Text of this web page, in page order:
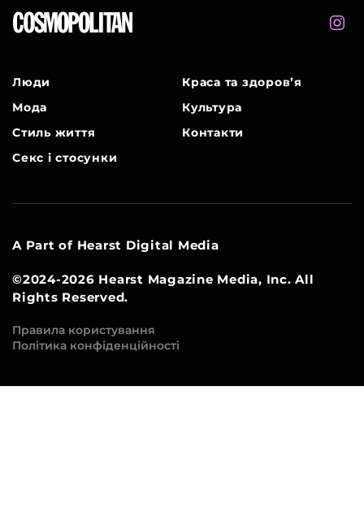
Люди
Мода
Краса та здоров’я
Культура
Стиль життя
Секс і стосунки
Контакти
A Part of Hearst Digital Media
©2024-2026 Hearst Magazine Media, Inc. All
Rights Reserved.
Правила користування
Політика конфіденційності